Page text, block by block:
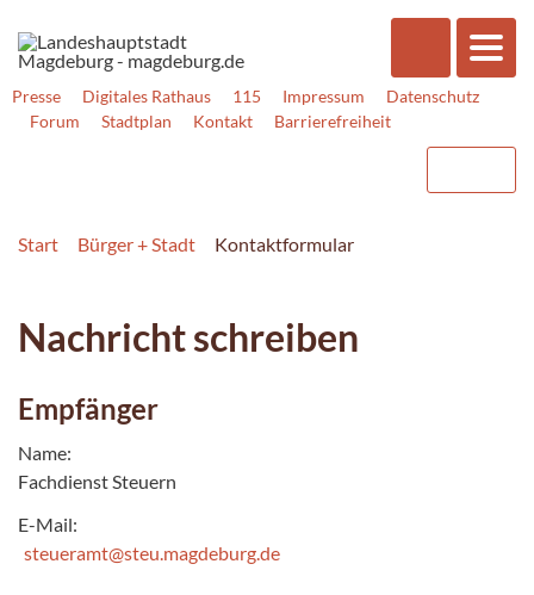
Presse Digitales Rathaus 115 Impressum
Datenschutz
Forum
Stadtplan Kontakt Barrierefreiheit
Start Bürger + Stadt Kontaktformular
Nachricht schreiben
Empfänger
Name:
Fachdienst Steuern
E-Mail:
steueramt@steu.magdeburg.de